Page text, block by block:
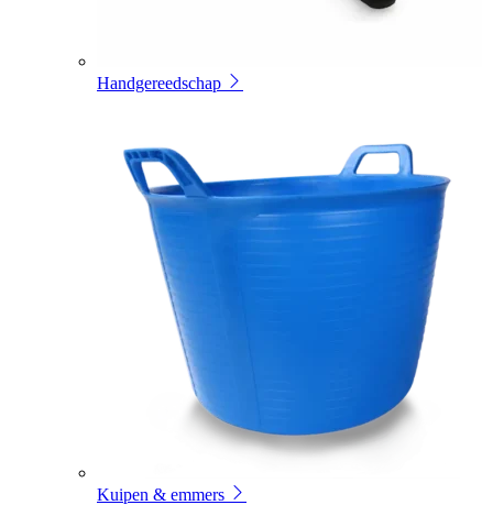
Handgereedschap
Kuipen & emmers